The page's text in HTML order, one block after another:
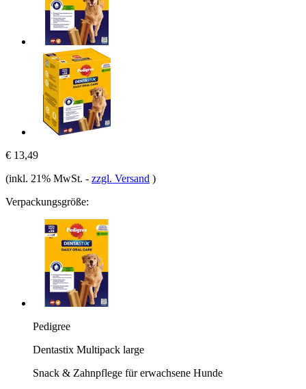
€ 13,49
(inkl. 21% MwSt. - zzgl. Versand )
Verpackungsgröße:
Pedigree
Dentastix Multipack large
Snack & Zahnpflege für erwachsene Hunde